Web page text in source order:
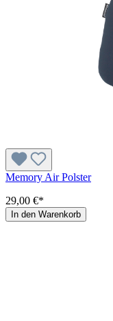
Memory Air Polster
29,00 €*
In den Warenkorb